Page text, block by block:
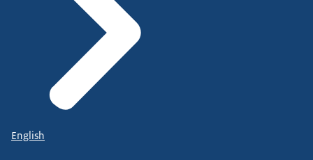
English